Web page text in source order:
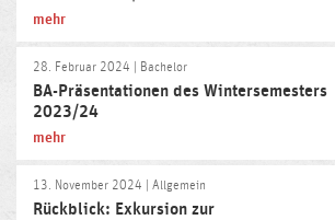
mehr
28. Februar 2024 | Bachelor
BA-Präsentationen des Wintersemesters
2023/24
mehr
13. November 2024 | Allgemein
Rückblick: Exkursion zur